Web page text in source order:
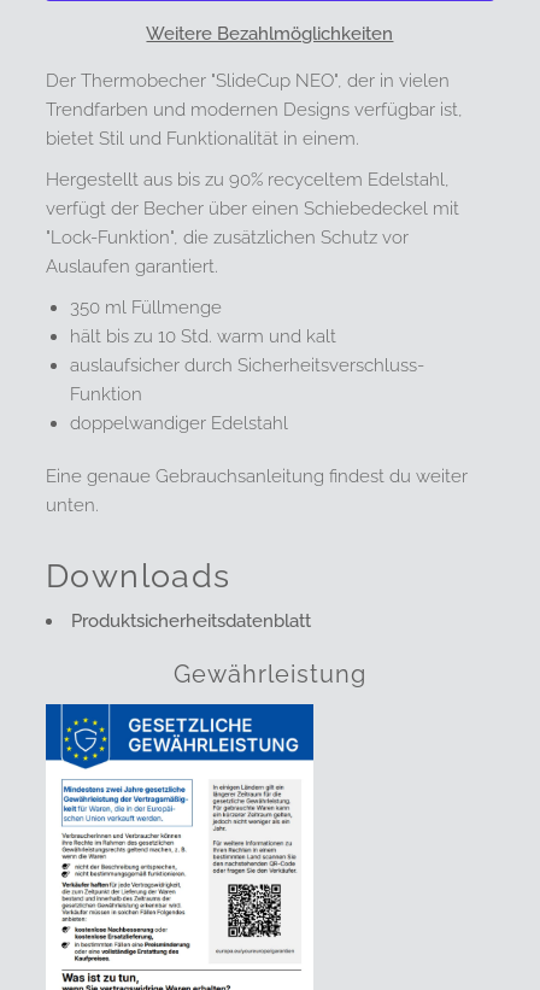
Weitere Bezahlmöglichkeiten
Der Thermobecher "SlideCup NEO", der in vielen
Trendfarben und modernen Designs verfügbar ist,
bietet Stil und Funktionalität in einem.
Hergestellt aus bis zu 90% recyceltem Edelstahl,
verfügt der Becher über einen Schiebedeckel mit
"Lock-Funktion", die zusätzlichen Schutz vor
Auslaufen garantiert.
350 ml Füllmenge
hält bis zu 10 Std. warm und kalt
auslaufsicher durch Sicherheitsverschluss-
Funktion
doppelwandiger Edelstahl
Eine genaue Gebrauchsanleitung findest du weiter
unten.
Downloads
Produktsicherheitsdatenblatt
Gewährleistung